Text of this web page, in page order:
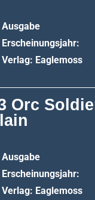
Ausgabe
Erscheinungsjahr:
Verlag: Eaglemoss
Orc
Ausgabe
Erscheinungsjahr:
Verlag: Eaglemoss